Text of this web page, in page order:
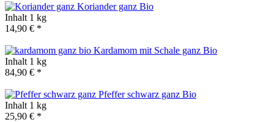
Koriander ganz Bio
Inhalt 1 kg
14,90 € *
Kardamom mit Schale ganz Bio
Inhalt 1 kg
84,90 € *
Pfeffer schwarz ganz Bio
Inhalt 1 kg
25,90 € *